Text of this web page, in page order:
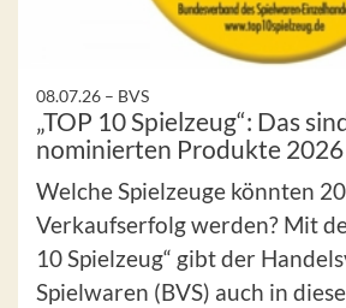
08.07.26 – BVS
„TOP 10 Spielzeug“: Das
nominierten Produkte 2026
Welche Spielzeuge könnten
Verkaufserfolg werden? Mit
10 Spielzeug“ gibt der
Spielwaren (BVS) auch in